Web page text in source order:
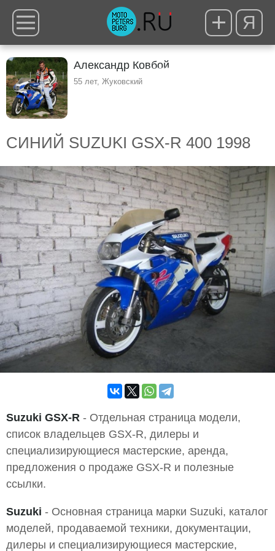
Я
Александр Ковбой
55 лет, Жуковский
СИНИЙ SUZUKI GSX-R 400 1998
Suzuki GSX-R - Отдельная страница модели,
список владельцев GSX-R, дилеры и
специализирующиеся мастерские, аренда,
предложения о продаже GSX-R и полезные
ссылки.
Suzuki - Основная страница марки Suzuki, каталог
моделей, продаваемой техники, документации,
дилеры и специализирующиеся мастерские,